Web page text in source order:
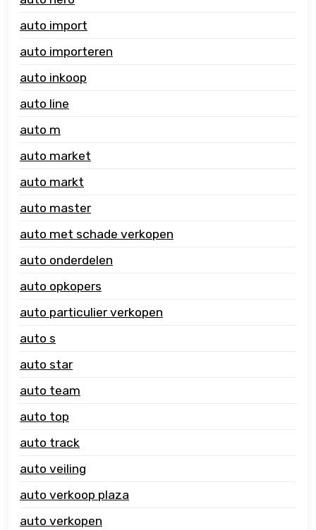
auto import
auto importeren
auto inkoop
auto line
auto m
auto market
auto markt
auto master
auto met schade verkopen
auto onderdelen
auto opkopers
auto particulier verkopen
auto s
auto star
auto team
auto top
auto track
auto veiling
auto verkoop plaza
auto verkopen